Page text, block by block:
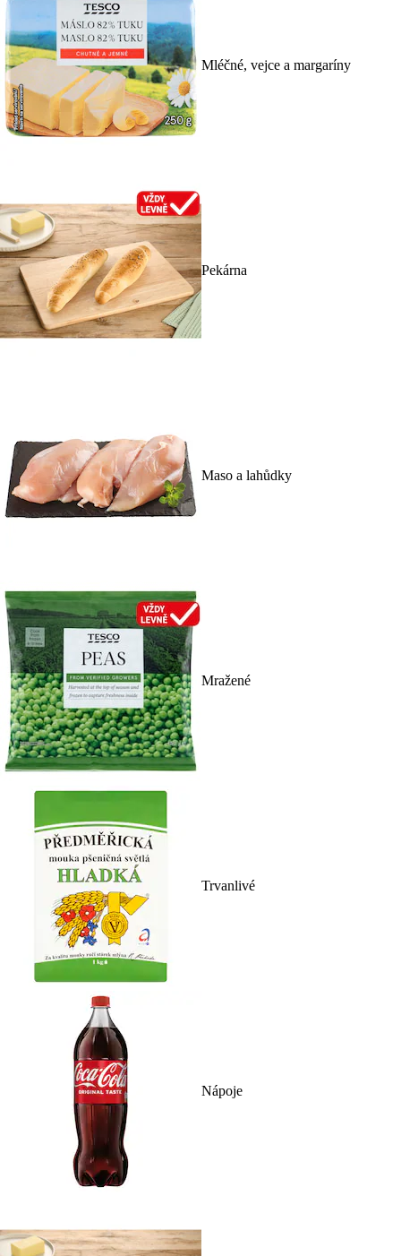
Mléčné, vejce a margaríny
Pekárna
Maso a lahůdky
Mražené
Trvanlivé
Nápoje